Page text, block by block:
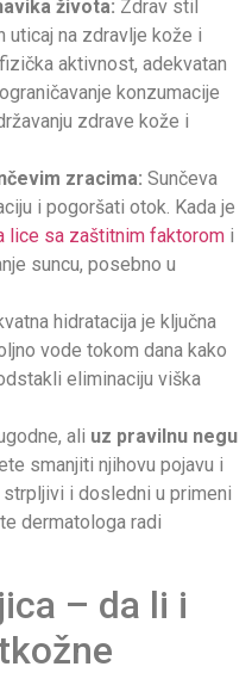
života: Zdrav stil
na zdravlje kože i
aktivnost, adekvatan
konzumacije
zdrave kože i
zracima: Sunčeva
i pogoršati otok. Kada je
lice sa zaštitnim faktorom i
suncu, posebno u
hidratacija je ključna
vode tokom dana kako
eliminaciju viška
ali uz pravilnu negu
smanjiti njihovu pojavu i
i dosledni u primeni
dermatologa radi
– da li i